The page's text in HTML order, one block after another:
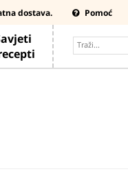
dostava. Pomoć